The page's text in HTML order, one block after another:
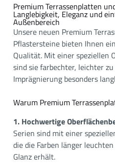
Premium Terrassenplatten
Langlebigkeit, Eleganz und
Außenbereich
Unsere neuen Premium
Pflastersteine bieten Ihnen
Qualität. Mit einer speziellen
sind sie farbechter, leichter
Imprägnierung besonders
Warum Premium
1. Hochwertige
Serien sind mit einer
die die Farben länger
Glanz erhält.